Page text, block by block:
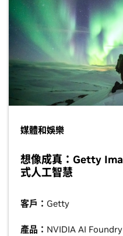
媒體和娛樂
想像成真：Getty
式人工智慧
客戶： Getty
產品： NVIDIA AI